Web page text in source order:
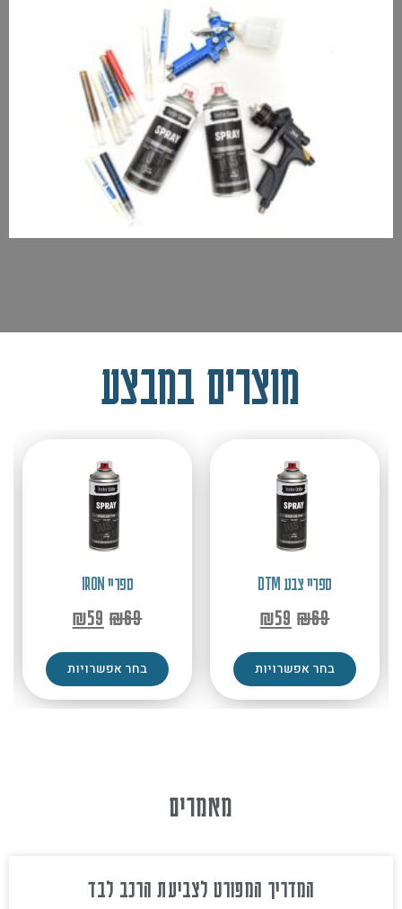
מוצרים במבצע
ספריי צבע DTM
₪69
₪59
בחר אפשרויות
ספריי IRON
₪69
₪59
בחר אפשרויות
מאמרים
המדריך המפורט לצביעת הרכב לבד